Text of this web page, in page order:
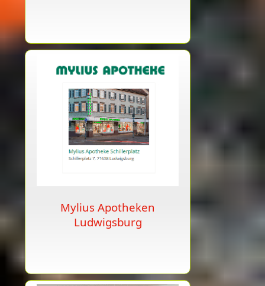
Mylius Apotheken
Ludwigsburg